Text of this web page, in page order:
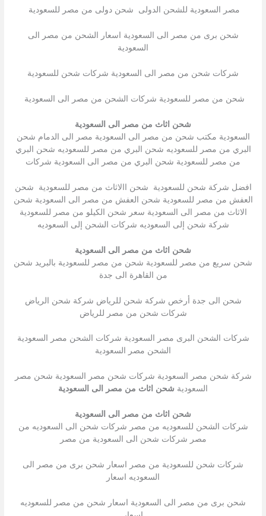
مصر السعودية للشحن الدولى شحن دولى من مصر للسعودية
شحن برى من مصر الى السعودية اسعار الشحن من مصر الى
السعودية
شركات شحن من مصر الى السعودية شركات شحن للسعودية
شحن من مصر للسعودية شركات الشحن من مصر الى السعودية
شحن اثاث من مصر الى السعودية
السعودية مكتب شحن من مصر الى السعودية مصر الى الدمام شحن
البري من مصر للسعوديه شحن البري من مصر للسعوديه شحن البري
من مصر للسعودية شحن البري من مصر الى السعودية شركات
افضل شركة شحن للسعودية شحن االاثاث من مصر للسعودية شحن
العفش من مصر للسعودية شحن العفش من مصر الى السعودية شحن
الاثاث من مصر الى السعودية سعر شحن الكيلو من مصر للسعودية
شركة شحن إلى السعوديه شركات الشحن إلى السعوديه
شحن اثاث من مصر الى السعودية
شحن سريع من مصر للسعودية شحن من مصر للسعودية بالبريد شحن
من القاهرة الى جدة
شحن الى جدة أرخص شركة شحن للرياض شركة شحن الرياض
شركات شحن من مصر للرياض
شركات الشحن البرى مصر السعودية شركات الشحن مصر السعودية
الشحن مصر السعودية
شركة شحن مصر السعودية شركات شحن مصر السعودية شحن مصر
السعودية شحن اثاث من مصر الى السعودية
شحن اثاث من مصر الى السعودية
شركات الشحن للسعوديه من مصر شركات شحن الى السعوديه من
مصر شركات شحن الى السعودية من مصر
شركات شحن للسعودية من مصر اسعار شحن برى من مصر الى
السعوديه اسعار
شحن برى من مصر الى السعودية اسعار شحن من مصر للسعوديه